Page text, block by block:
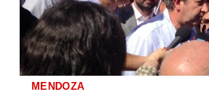
MENDOZA